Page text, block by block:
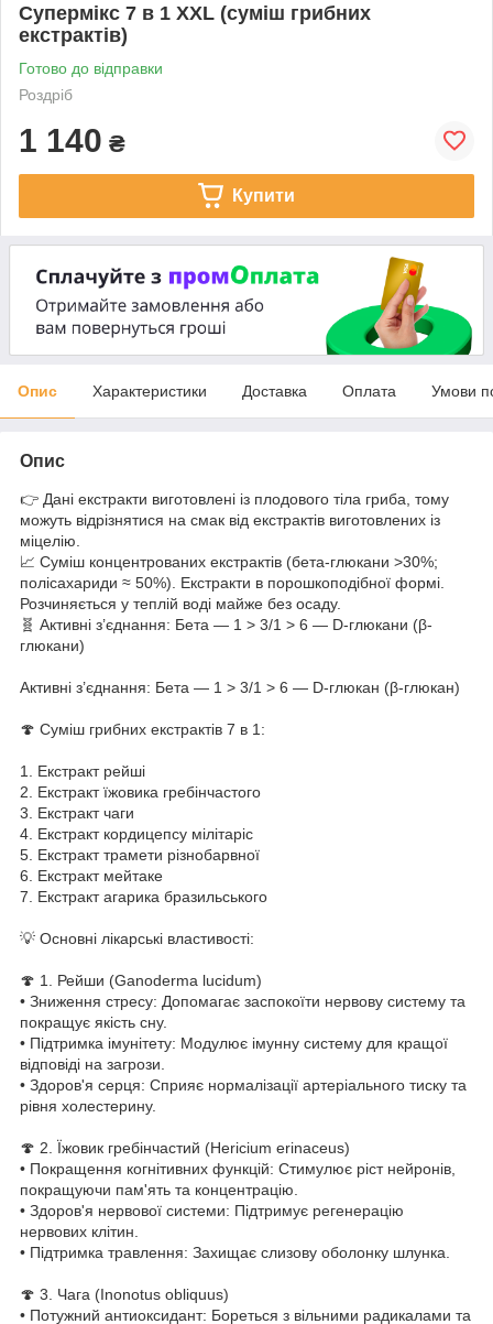
Супермікс 7 в 1 XXL (суміш грибних
екстрактів)
Готово до відправки
Роздріб
1 140 ₴
Купити
Опис Характеристики Доставка Оплата Умови
Опис
👉 Дані екстракти виготовлені із плодового тіла гриба, тому
можуть відрізнятися на смак від екстрактів виготовлених із
міцелію.
📈 Суміш концентрованих екстрактів (бета-глюкани >30%;
полісахариди ≈ 50%). Екстракти в порошкоподібної формі.
Розчиняється у теплій воді майже без осаду.
🧬 Активні з’єднання: Бета ― 1 > 3/1 > 6 ― D-глюкани (β-
глюкани)
Активні з’єднання: Бета ― 1 > 3/1 > 6 ― D-глюкан (β-глюкан)
🍄 Суміш грибних екстрактів 7 в 1:
1. Екстракт рейші
2. Екстракт їжовика гребінчастого
3. Екстракт чаги
4. Екстракт кордицепсу мілітаріс
5. Екстракт трамети різнобарвної
6. Екстракт мейтаке
7. Екстракт агарика бразильського
💡 Основні лікарські властивості:
🍄 1. Рейши (Ganoderma lucidum)
• Зниження стресу: Допомагає заспокоїти нервову систему та
покращує якість сну.
• Підтримка імунітету: Модулює імунну систему для кращої
відповіді на загрози.
• Здоров'я серця: Сприяє нормалізації артеріального тиску та
рівня холестерину.
🍄 2. Їжовик гребінчастий (Hericium erinaceus)
• Покращення когнітивних функцій: Стимулює ріст нейронів,
покращуючи пам'ять та концентрацію.
• Здоров'я нервової системи: Підтримує регенерацію
нервових клітин.
• Підтримка травлення: Захищає слизову оболонку шлунка.
🍄 3. Чага (Inonotus obliquus)
• Потужний антиоксидант: Бореться з вільними радикалами та